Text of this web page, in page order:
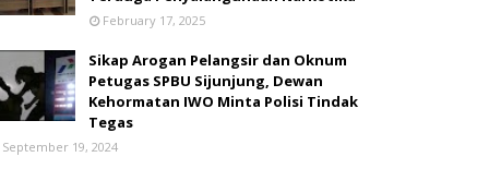
February 17, 2025
Sikap Arogan Pelangsir dan Oknum
Petugas SPBU Sijunjung, Dewan
Kehormatan IWO Minta Polisi Tindak
Tegas
September 19, 2024